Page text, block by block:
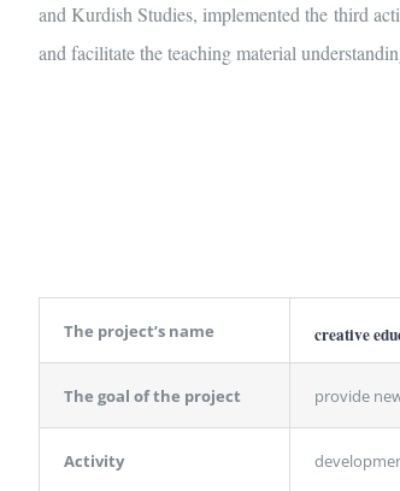
and Kurdish Studies, implemented the third
and facilitate the teaching material
The project’s name creative
The goal of the project provide
Activity